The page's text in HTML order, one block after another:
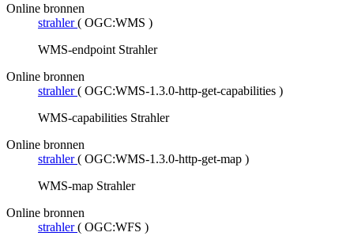
Online bronnen
strahler ( OGC:WMS )
WMS-endpoint Strahler
Online bronnen
strahler ( OGC:WMS-1.3.0-http-get-capabilities )
WMS-capabilities Strahler
Online bronnen
strahler ( OGC:WMS-1.3.0-http-get-map )
WMS-map Strahler
Online bronnen
strahler ( OGC:WFS )